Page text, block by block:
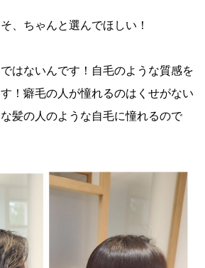
、ちゃんと選んでほしい！
はないんです！自毛のような質感を
！癖毛の人が憧れるのはくせがない
髪の人のような自毛に憧れるので